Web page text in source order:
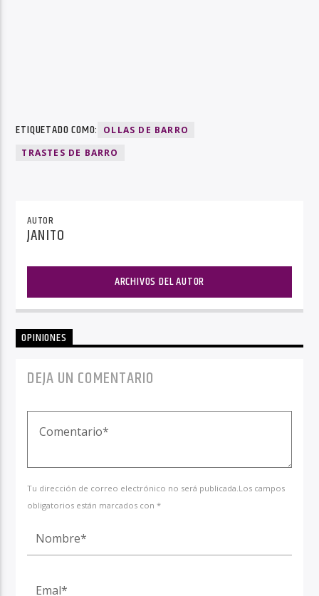
ETIQUETADO COMO:
OLLAS DE BARRO
TRASTES DE BARRO
AUTOR
JANITO
ARCHIVOS DEL AUTOR
OPINIONES
DEJA UN COMENTARIO
Tu dirección de correo electrónico no será publicada.Los campos
obligatorios están marcados con *